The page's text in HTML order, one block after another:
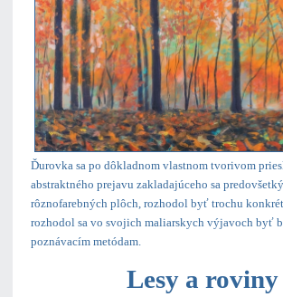
Ďurovka sa po dôkladnom vlastnom tvorivom
abstraktného prejavu zakladajúceho sa
rôznofarebných plôch, rozhodol byť trochu
rozhodol sa vo svojich maliarskych výjavoch byť
poznávacím metódam.
Lesy a roviny